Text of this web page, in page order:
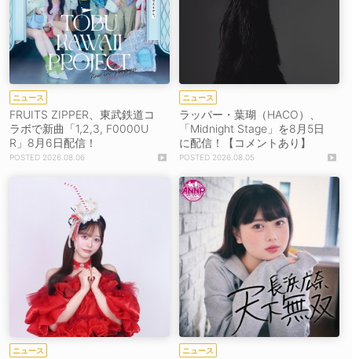
ニュース
FRUITS ZIPPER、東武鉄道コ
ラボで新曲「1,2,3, F0000U
R」8月6日配信！
2026.08.06
ニュース
ラッパー・葉瑚（HACO）、
「Midnight Stage」を8月5日
に配信！【コメントあり】
2026.08.05
ニュース ニュース